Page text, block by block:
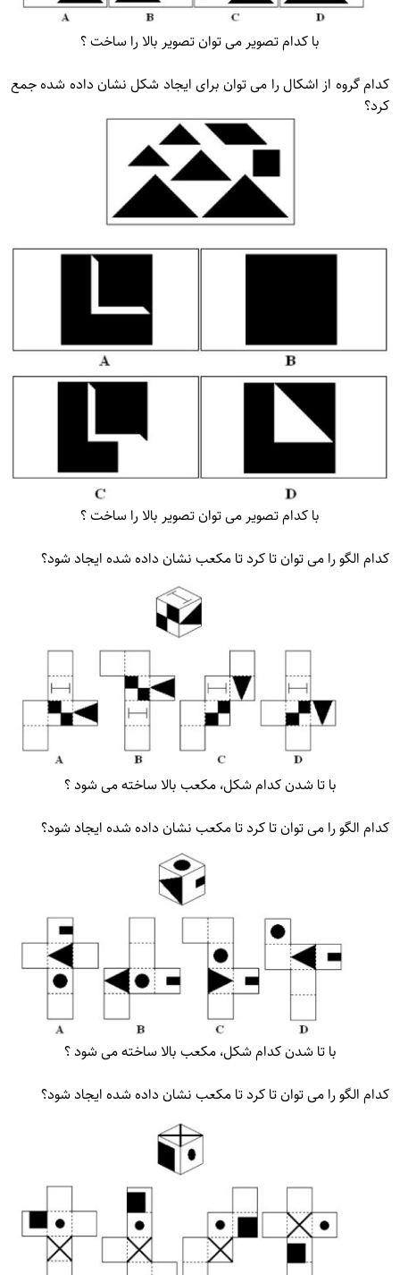
با کدام تصویر می توان تصویر بالا را ساخت ؟
کدام گروه از اشکال را می توان برای ایجاد شکل نشان داده شده جمع
کرد؟
با کدام تصویر می توان تصویر بالا را ساخت ؟
کدام الگو را می توان تا کرد تا مکعب نشان داده شده ایجاد شود؟
با تا شدن کدام شکل، مکعب بالا ساخته می شود ؟
کدام الگو را می توان تا کرد تا مکعب نشان داده شده ایجاد شود؟
با تا شدن کدام شکل، مکعب بالا ساخته می شود ؟
کدام الگو را می توان تا کرد تا مکعب نشان داده شده ایجاد شود؟